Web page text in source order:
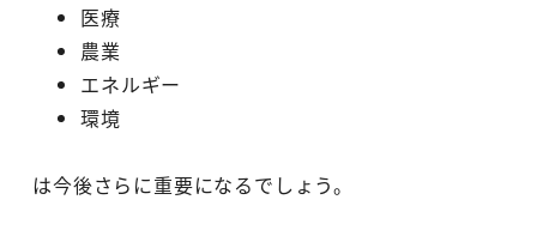
医療
農業
エネルギー
環境
は今後さらに重要になるでしょう。